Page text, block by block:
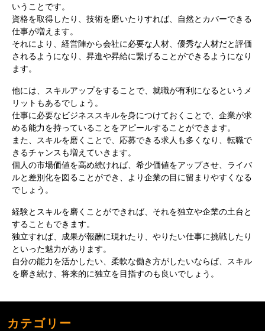
いうことです。
資格を取得したり、技術を磨いたりすれば、自然とカバーできる
仕事が増えます。
それにより、経営陣から会社に必要な人材、優秀な人材だと評価
されるようになり、昇進や昇給に繋げることができるようになり
ます。
他には、スキルアップをすることで、就職が有利になるというメ
リットもあるでしょう。
仕事に必要なビジネススキルを身につけておくことで、企業が求
める能力を持っていることをアピールすることができます。
また、スキルを磨くことで、応募できる求人も多くなり、転職で
きるチャンスも増えていきます。
個人の市場価値を高め続ければ、希少価値をアップさせ、ライバ
ルと差別化を図ることができ、より企業の目に留まりやすくなる
でしょう。
経験とスキルを磨くことができれば、それを独立や企業の土台と
することもできます。
独立すれば、成果が報酬に現れたり、やりたい仕事に挑戦したり
といった魅力があります。
自分の能力を活かしたい、柔軟な働き方がしたいならば、スキル
を磨き続け、将来的に独立を目指すのも良いでしょう。
カテゴリー